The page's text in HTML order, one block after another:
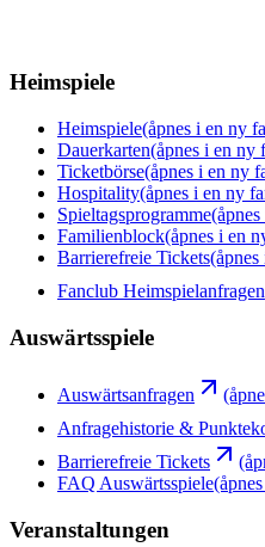
Heimspiele
Heimspiele(åpnes i en ny
Dauerkarten(åpnes i en ny
Ticketbörse(åpnes i en ny
Hospitality(åpnes i en ny
Spieltagsprogramme
Familienblock(åpnes i en
Barrierefreie Tickets
Fanclub Heimspielanfragen
Auswärtsspiele
Auswärtsanfragen
Anfragehistorie &
Barrierefreie Tickets
FAQ Auswärtsspiele
Veranstaltungen